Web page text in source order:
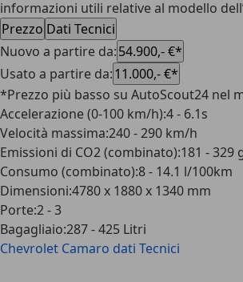
informazioni utili relative al modello
Prezzo Dati Tecnici
Nuovo a partire da:54.900,- €*
Usato a partire da:11.000,- €*
*Prezzo più basso su AutoScout24 nel
Accelerazione (0-100 km/h):4 - 6.1s
Velocità massima:240 - 290 km/h
Emissioni di CO2 (combinato):181 - 329
Consumo (combinato):8 - 14.1 l/100km
Dimensioni:4780 x 1880 x 1340 mm
Porte:2 - 3
Bagagliaio:287 - 425 Litri
Chevrolet Camaro dati Tecnici